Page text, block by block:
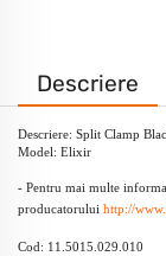
Descriere
Descriere: Split Clamp
Model: Elixir
- Pentru mai multe
producatorului http://
Cod: 11.5015.029.010